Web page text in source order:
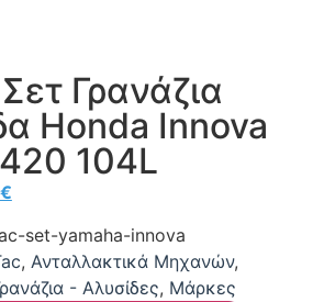
Γρανάζια
Honda Innova
420 104L
€
set-yamaha-innova
, Ανταλλακτικά Μηχανών,
- Αλυσίδες, Μάρκες